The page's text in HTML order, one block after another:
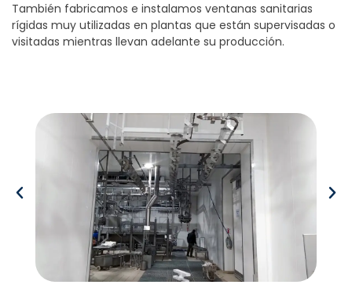
También fabricamos e instalamos ventanas sanitarias
rígidas muy utilizadas en plantas que están supervisadas o
visitadas mientras llevan adelante su producción.